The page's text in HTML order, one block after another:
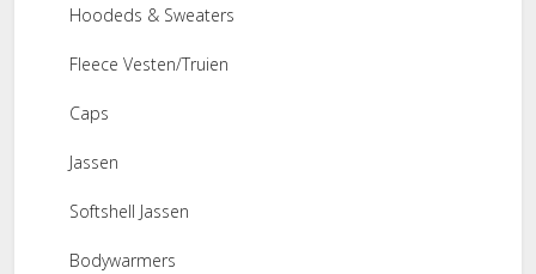
Hoodeds & Sweaters
Fleece Vesten/Truien
Caps
Jassen
Softshell Jassen
Bodywarmers